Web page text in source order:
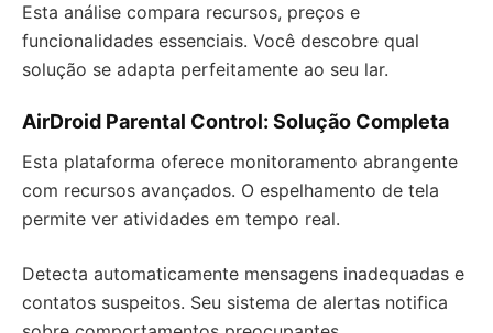
Esta análise compara recursos, preços e
funcionalidades essenciais. Você descobre qual
solução se adapta perfeitamente ao seu lar.
AirDroid Parental Control: Solução Completa
Esta plataforma oferece monitoramento abrangente
com recursos avançados. O espelhamento de tela
permite ver atividades em tempo real.
Detecta automaticamente mensagens inadequadas e
contatos suspeitos. Seu sistema de alertas notifica